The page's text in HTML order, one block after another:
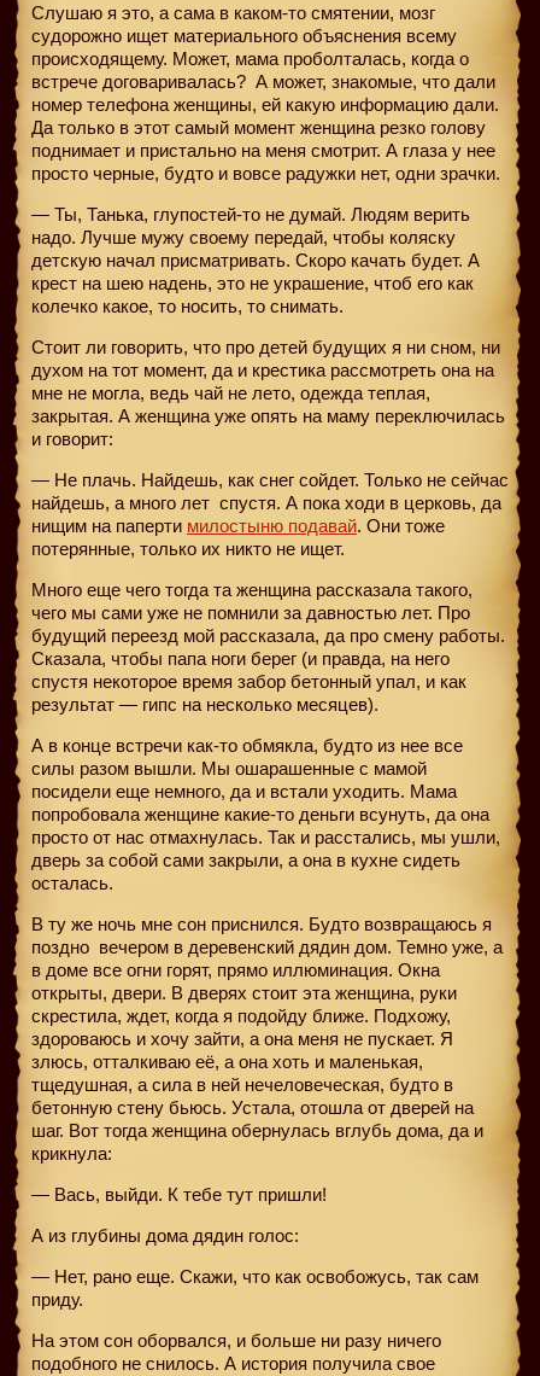
Слушаю я это, а сама в каком-то смятении, мозг
судорожно ищет материального объяснения всему
происходящему. Может, мама проболталась, когда о
встрече договаривалась? А может, знакомые, что дали
номер телефона женщины, ей какую информацию дали.
Да только в этот самый момент женщина резко голову
поднимает и пристально на меня смотрит. А глаза у нее
просто черные, будто и вовсе радужки нет, одни зрачки.
— Ты, Танька, глупостей-то не думай. Людям верить
надо. Лучше мужу своему передай, чтобы коляску
детскую начал присматривать. Скоро качать будет. А
крест на шею надень, это не украшение, чтоб его как
колечко какое, то носить, то снимать.
Стоит ли говорить, что про детей будущих я ни сном, ни
духом на тот момент, да и крестика рассмотреть она на
мне не могла, ведь чай не лето, одежда теплая,
закрытая. А женщина уже опять на маму переключилась
и говорит:
— Не плачь. Найдешь, как снег сойдет. Только не сейчас
найдешь, а много лет спустя. А пока ходи в церковь, да
нищим на паперти милостыню подавай. Они тоже
потерянные, только их никто не ищет.
Много еще чего тогда та женщина рассказала такого,
чего мы сами уже не помнили за давностью лет. Про
будущий переезд мой рассказала, да про смену работы.
Сказала, чтобы папа ноги берег (и правда, на него
спустя некоторое время забор бетонный упал, и как
результат — гипс на несколько месяцев).
А в конце встречи как-то обмякла, будто из нее все
силы разом вышли. Мы ошарашенные с мамой
посидели еще немного, да и встали уходить. Мама
попробовала женщине какие-то деньги всунуть, да она
просто от нас отмахнулась. Так и расстались, мы ушли,
дверь за собой сами закрыли, а она в кухне сидеть
осталась.
В ту же ночь мне сон приснился. Будто возвращаюсь я
поздно вечером в деревенский дядин дом. Темно уже, а
в доме все огни горят, прямо иллюминация. Окна
открыты, двери. В дверях стоит эта женщина, руки
скрестила, ждет, когда я подойду ближе. Подхожу,
здороваюсь и хочу зайти, а она меня не пускает. Я
злюсь, отталкиваю её, а она хоть и маленькая,
тщедушная, а сила в ней нечеловеческая, будто в
бетонную стену бьюсь. Устала, отошла от дверей на
шаг. Вот тогда женщина обернулась вглубь дома, да и
крикнула:
— Вась, выйди. К тебе тут пришли!
А из глубины дома дядин голос:
— Нет, рано еще. Скажи, что как освобожусь, так сам
приду.
На этом сон оборвался, и больше ни разу ничего
подобного не снилось. А история получила свое